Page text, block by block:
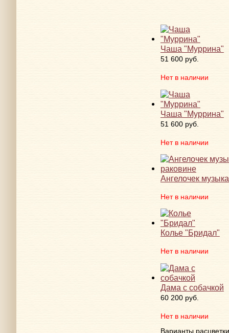
Чаша "Муррина"
51 600 руб.
Нет в наличии
Чаша "Муррина"
51 600 руб.
Нет в наличии
Ангелочек
Нет в наличии
Колье "Бридал"
Нет в наличии
Дама с собачкой
60 200 руб.
Нет в наличии
Варианты расцветки